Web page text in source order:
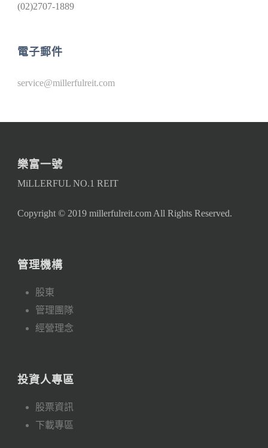
(02)2707-1889
電子郵件
service@millerfulreit.com
樂富一號
MiLLERFUL NO.1 REIT
Copyright © 2019 millerfulreit.com All Rights Reserved.
管理機構
股東
管理團隊
經營理念
投資人專區
股票資訊
下載專區